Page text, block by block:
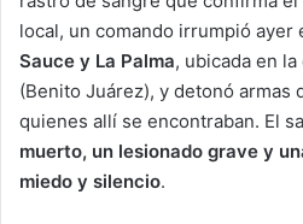
local, un comando irrumpió ayer
Sauce y La Palma, ubicada en
(Benito Juárez), y detonó armas
quienes allí se encontraban. El
muerto, un lesionado grave y
miedo y silencio.